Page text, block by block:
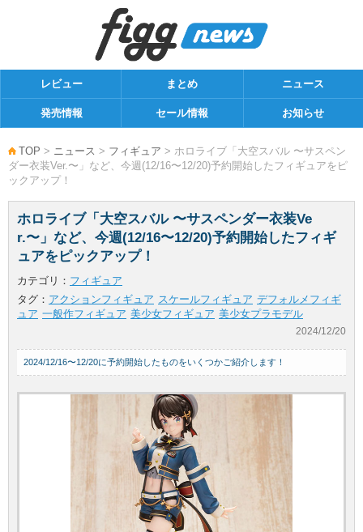
レビュー まとめ ニュース
発売情報 セール情報 お知らせ
TOP > ニュース > フィギュア > ホロライブ「大空スバル 〜サスペン
ダー衣装Ver.〜」など、今週(12/16〜12/20)予約開始したフィギュアをピ
ックアップ！
ホロライブ「大空スバル 〜サスペンダー衣装Ve
r.〜」など、今週(12/16〜12/20)予約開始したフィギ
ュアをピックアップ！
カテゴリ： フィギュア
タグ： アクションフィギュア スケールフィギュア デフォルメフィギ
ュア 一般作フィギュア 美少女フィギュア 美少女プラモデル
2024/12/20
2024/12/16〜12/20に予約開始したものをいくつかご紹介します！